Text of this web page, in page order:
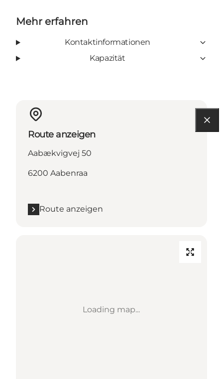
Mehr erfahren
Kontaktinformationen
Kapazität
Route anzeigen
Aabækvigvej 50
6200 Aabenraa
Route anzeigen
Loading map...